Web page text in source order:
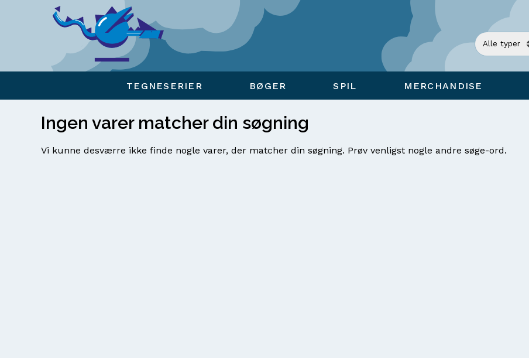
TEGNESERIER BØGER SPIL MERCHANDISE
Ingen varer matcher din søgning
Vi kunne desværre ikke finde nogle varer, der matcher din søgning. Prøv venligst nogle andre søge-ord.
Viser overlay for indkøbskurv